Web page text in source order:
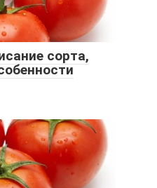
сорта,